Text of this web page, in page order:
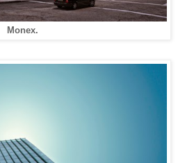
Monex.